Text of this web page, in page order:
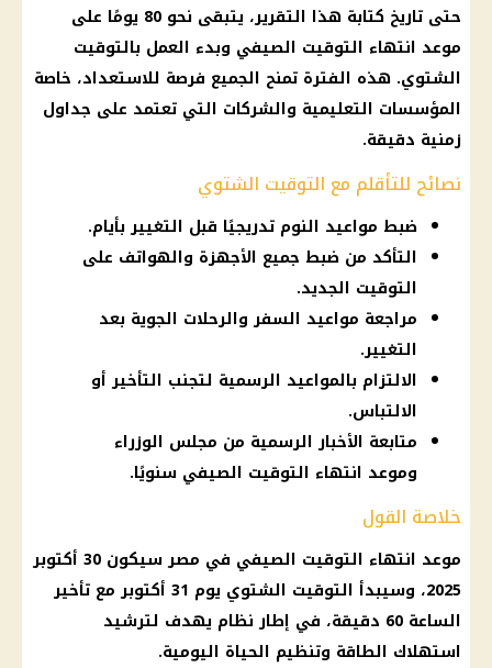
حتى تاريخ كتابة هذا التقرير، يتبقى نحو 80 يومًا على
موعد انتهاء التوقيت الصيفي وبدء العمل بالتوقيت
الشتوي. هذه الفترة تمنح الجميع فرصة للاستعداد، خاصة
المؤسسات التعليمية والشركات التي تعتمد على جداول
زمنية دقيقة.
نصائح للتأقلم مع التوقيت الشتوي
ضبط مواعيد النوم تدريجيًا قبل التغيير بأيام.
التأكد من ضبط جميع الأجهزة والهواتف على
التوقيت الجديد.
مراجعة مواعيد السفر والرحلات الجوية بعد
التغيير.
الالتزام بالمواعيد الرسمية لتجنب التأخير أو
الالتباس.
متابعة الأخبار الرسمية من مجلس الوزراء
وموعد انتهاء التوقيت الصيفي سنويًا.
خلاصة القول
موعد انتهاء التوقيت الصيفي في مصر
سيكون 30 أكتوبر
2025، وسيبدأ التوقيت الشتوي يوم 31 أكتوبر مع
تأخير
الساعة 60 دقيقة
، في إطار نظام يهدف لترشيد
استهلاك الطاقة وتنظيم الحياة اليومية.